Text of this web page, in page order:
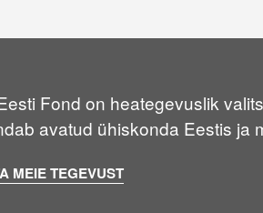
Fond on heategevuslik
avatud ühiskonda Eestis ja
MEIE TEGEVUST